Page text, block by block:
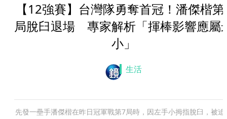
【12強賽】台灣隊勇奪首冠！潘傑楷
局脫臼退場 專家解析「揮棒影響應屬
小」
生活
先發一壘手潘傑楷在昨日冠軍戰第7局時，因左手小拇指脫臼，被迫